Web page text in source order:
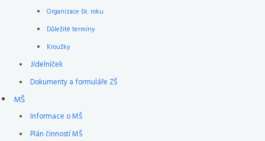
Organizace šk. roku
Důležité termíny
Kroužky
Jídelníček
Dokumenty a formuláře ZŠ
MŠ
Informace o MŠ
Plán činností MŠ